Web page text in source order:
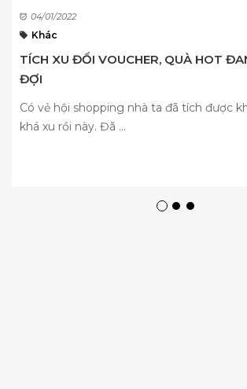
04/01/2022
Khác
TÍCH XU ĐỔI VOUCHER, QUÀ HOT
ĐỢI
Có vẻ hội shopping nhà ta đã tích được
khá xu rồi này. Đã ...